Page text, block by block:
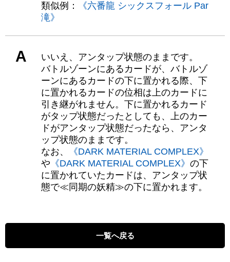
類似例：
《六番龍 シックスフォール Par
滝》
A
いいえ、アンタップ状態のままです。
バトルゾーンにあるカードが、バトルゾ
ーンにあるカードの下に置かれる際、下
に置かれるカードの位相は上のカードに
引き継がれません。下に置かれるカード
がタップ状態だったとしても、上のカー
ドがアンタップ状態だったなら、アンタ
ップ状態のままです。
なお、
《DARK MATERIAL COMPLEX》
や 《DARK MATERIAL COMPLEX》 の下
に置かれていたカードは、アンタップ状
態で≪同期の妖精≫の下に置かれます。
一覧へ戻る